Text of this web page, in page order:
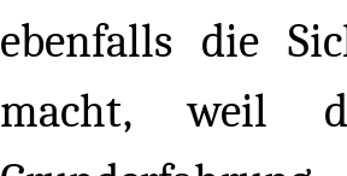
ebenfalls die
macht, weil